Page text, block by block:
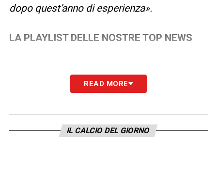
dopo quest’anno di esperienza».
LA PLAYLIST DELLE NOSTRE TOP NEWS
READ MORE
IL CALCIO DEL GIORNO